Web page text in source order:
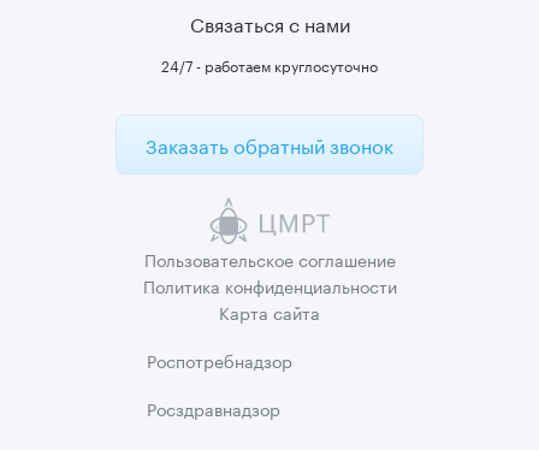
Связаться с нами
24/7 - работаем круглосуточно
Заказать обратный звонок
Пользовательскоесоглашение
Политика конфиденциальности
Карта сайта
Роспотребнадзор
Росздравнадзор